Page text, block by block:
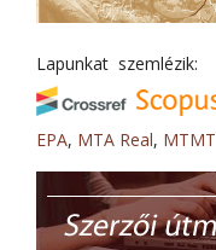
Lapunkat szemlézik:
EPA, MTA Real, MTMT